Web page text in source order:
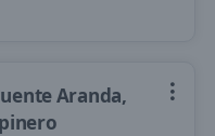
Aranda,